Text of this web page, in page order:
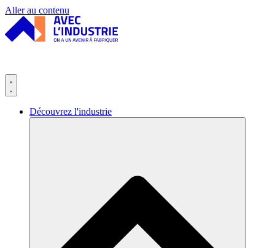
Panneau de gestion des cookies
Aller au contenu
Découvrez l'industrie